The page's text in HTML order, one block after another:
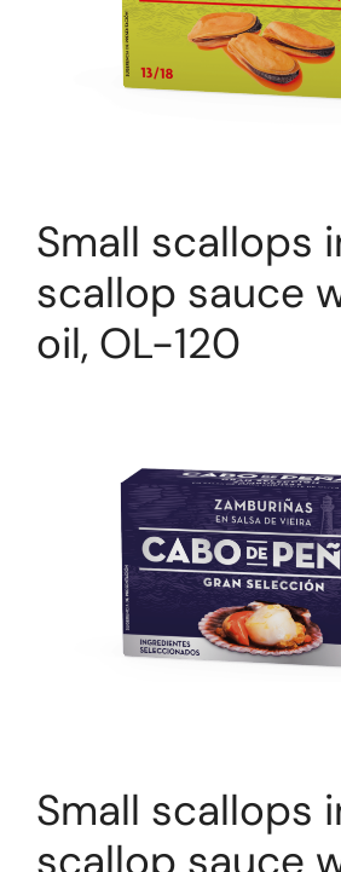
Small scallops
scallop sauce
oil, OL-120
Small scallops